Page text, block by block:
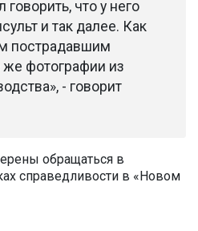
что у него
и так далее. Как
пострадавшим
же фотографии из
- говорит
обращаться в
справедливости в «Новом